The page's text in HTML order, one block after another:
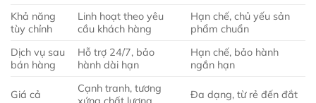
Khả năng
tùy chỉnh
Linh hoạt theo yêu
cầu khách hàng
Hạn chế, chủ yếu sản
phẩm chuẩn
Dịch vụ sau
bán hàng
Hỗ trợ 24/7, bảo
hành dài hạn
Hạn chế, bảo hành
ngắn hạn
Giá cả
Cạnh tranh, tương
Đa dạng, từ rẻ đến đắt